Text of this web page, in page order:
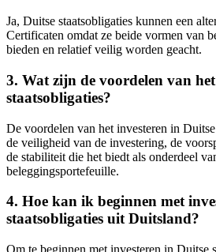
Ja, Duitse staatsobligaties kunnen een
Certificaten omdat ze beide vormen van
bieden en relatief veilig worden geacht.
3. Wat zijn de voordelen van
staatsobligaties?
De voordelen van het investeren in
de veiligheid van de investering, de
de stabiliteit die het biedt als onderdeel
beleggingsportefeuille.
4. Hoe kan ik beginnen met
staatsobligaties uit Duitsland?
Om te beginnen met investeren in Duitse